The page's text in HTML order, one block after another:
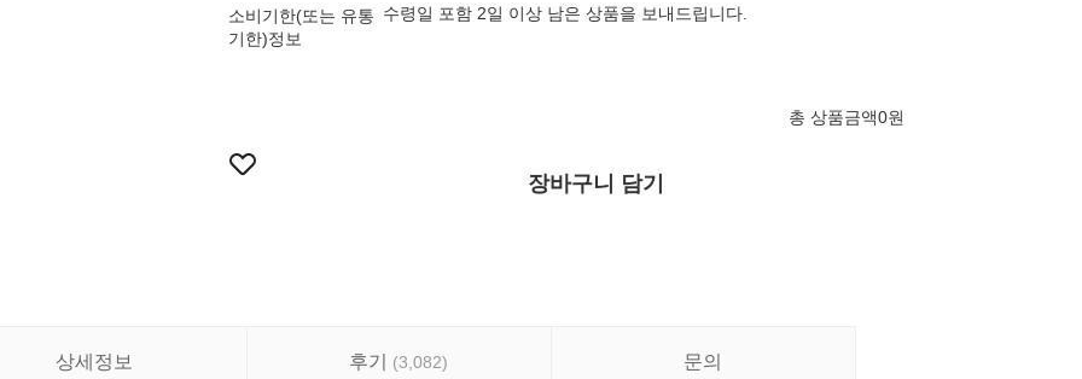
소비기한(또는 유통
기한)정보
수령일 포함 2일 이상 남은 상품을 보내드립니다.
총 상품금액0원
장바구니 담기
상세정보 후기 (3,082) 문의